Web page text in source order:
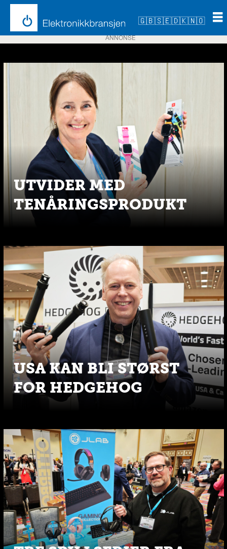
🇬🇧🇸🇪🇩🇰🇳🇴
Emne:
ces
ANNONSE
UTVIDER MED
TENÅRINGSPRODUKT
USA KAN BLI STØRST
FOR HEDGEHOG